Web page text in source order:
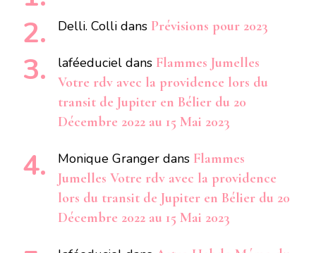
Delli. Colli dans Prévisions pour 2023
laféeduciel dans Flammes Jumelles
Votre rdv avec la providence lors du
transit de Jupiter en Bélier du 20
Décembre 2022 au 15 Mai 2023
Monique Granger dans Flammes
Jumelles Votre rdv avec la providence
lors du transit de Jupiter en Bélier du 20
Décembre 2022 au 15 Mai 2023